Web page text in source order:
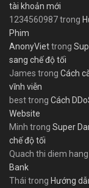
tài khoản mới
1234560987trong
Phim
AnonyViettrong
sang chế độ tối
James trong Cách
vĩnh viễn
besttrong Cách
Website
Minh trong Super
chế độ tối
Quach thi diem hang
Bank
Thái trong Hướng